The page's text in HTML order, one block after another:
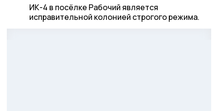
ИК-4 в посёлке Рабочий является
исправительной колонией строгого режима.